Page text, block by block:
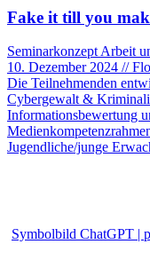
Fake it till you
Seminarkonzept Arbeit
10. Dezember 2024 //
Die Teilnehmenden
Cybergewalt &
Informationsbewertung
Jugendliche/junge
Symbolbild ChatGPT |